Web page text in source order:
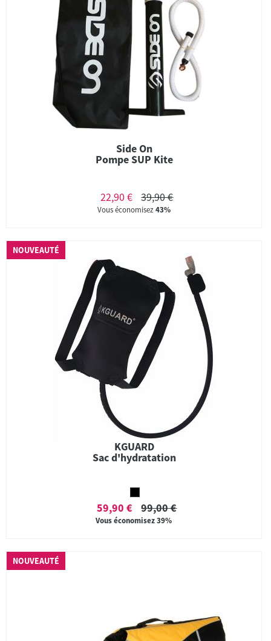
Side On
Pompe SUP Kite
22,90 € 39,90 €
Vous économisez43%
NOUVEAUTÉ
KGUARD
Sac d'hydratation
59,90 € 99,00 €
Vous économisez39%
NOUVEAUTÉ